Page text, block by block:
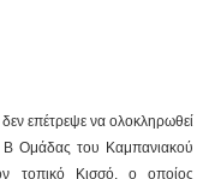
επέτρεψε να ολοκληρωθεί
Β Ομάδας του Καμπανιακού
τοπικό Κισσό, ο οποίος